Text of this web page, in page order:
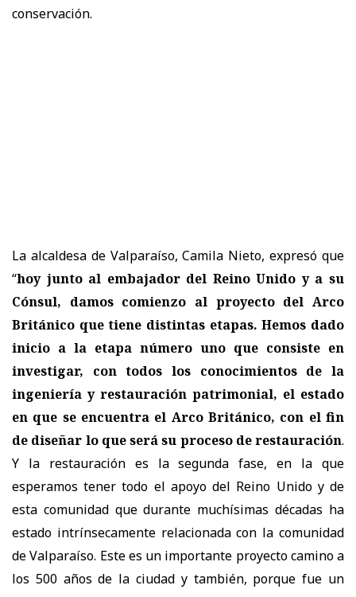
conservación.
La alcaldesa de Valparaíso, Camila Nieto, expresó que
“hoy junto al embajador del Reino Unido y a su
Cónsul, damos comienzo al proyecto del Arco
Británico que tiene distintas etapas. Hemos dado
inicio a la etapa número uno que consiste en
investigar, con todos los conocimientos de la
ingeniería y restauración patrimonial, el estado
en que se encuentra el Arco Británico, con el fin
de diseñar lo que será su proceso de restauración.
Y la restauración es la segunda fase, en la que
esperamos tener todo el apoyo del Reino Unido y de
esta comunidad que durante muchísimas décadas ha
estado intrínsecamente relacionada con la comunidad
de Valparaíso. Este es un importante proyecto camino a
los 500 años de la ciudad y también, porque fue un